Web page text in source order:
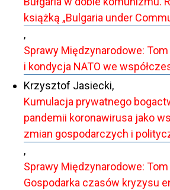
książką „Bulgaria under
,
Sprawy Międzynarodowe: Tom
i kondycja NATO we
Krzysztof Jasiecki,
Kumulacja prywatnego
pandemii koronawirusa jako
zmian gospodarczych i
,
Sprawy Międzynarodowe:
Gospodarka czasów kryzysu